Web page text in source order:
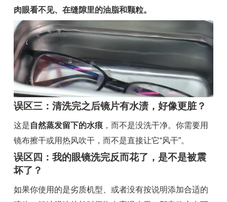
肉眼看不见、在缝隙里的油脂和颗粒。
误区三：清洗完之后镜片有水渍，好像更脏？
这是自然蒸发留下的水痕 ，而不是没洗干净。你需要用
镜布擦干或用热风吹干，而不是直接让它“风干”。
误区四：我的眼镜洗完反而花了，是不是被震
坏了？
如果你使用的是劣质机型、或者没有按说明添加合适的